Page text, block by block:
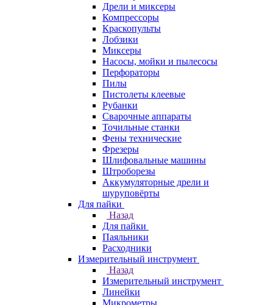
Дрели и миксеры
Компрессоры
Краскопульты
Лобзики
Миксеры
Насосы, мойки и пылесосы
Перфораторы
Пилы
Пистолеты клеевые
Рубанки
Сварочные аппараты
Точильные станки
Фены технические
Фрезеры
Шлифовальные машины
Штроборезы
Аккумуляторные дрели и
шуруповёрты
Для пайки
Назад
Для пайки
Паяльники
Расходники
Измерительный инструмент
Назад
Измерительный инструмент
Линейки
Микрометры